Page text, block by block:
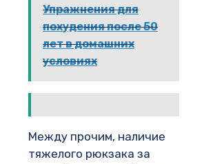
Упражнения для
похудения после 50
лет в домашних
условиях
Между прочим, наличие
тяжелого рюкзака за